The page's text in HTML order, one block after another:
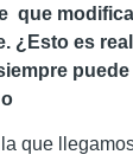
que
¿Esto es
que